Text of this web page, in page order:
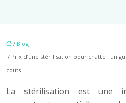
/ Blog
/ Prix d’une stérilisation pour chatte : un
coûts
La stérilisation est une